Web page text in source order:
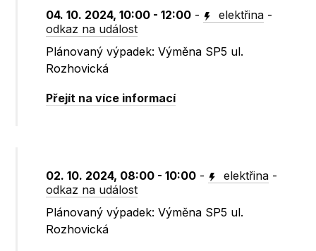
04. 10. 2024, 10:00 - 12:00 - elektřina -
odkaz na událost
Plánovaný výpadek: Výměna SP5 ul.
Rozhovická
Přejít na více informací
02. 10. 2024, 08:00 - 10:00 - elektřina -
odkaz na událost
Plánovaný výpadek: Výměna SP5 ul.
Rozhovická